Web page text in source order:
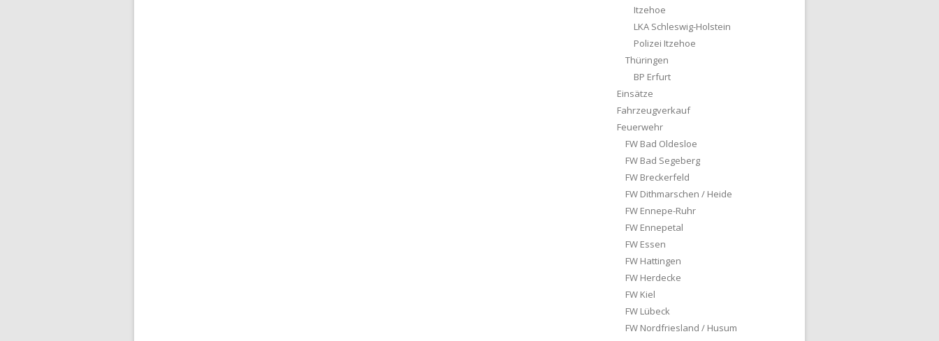
Itzehoe
LKA Schleswig-Holstein
Polizei Itzehoe
Thüringen
BP Erfurt
Einsätze
Fahrzeugverkauf
Feuerwehr
FW Bad Oldesloe
FW Bad Segeberg
FW Breckerfeld
FW Dithmarschen / Heide
FW Ennepe-Ruhr
FW Ennepetal
FW Essen
FW Hattingen
FW Herdecke
FW Kiel
FW Lübeck
FW Nordfriesland / Husum